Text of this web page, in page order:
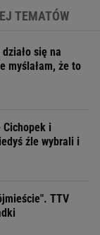
TEMATÓW
działo się na
myślałam, że to
Cichopek i
źle wybrali i
TTV